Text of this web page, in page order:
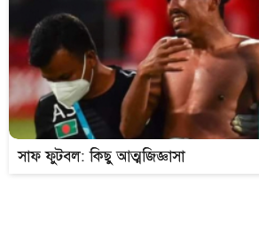
সাফ ফুটবল: কিছু আত্মজিজ্ঞাসা